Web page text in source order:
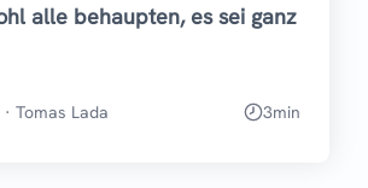
alle behaupten, es sei ganz
· Tomas Lada 3min